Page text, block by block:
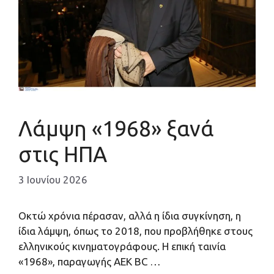
Λάμψη «1968» ξανά
στις ΗΠΑ
3 Ιουνίου 2026
Οκτώ χρόνια πέρασαν, αλλά η ίδια συγκίνηση, η
ίδια λάμψη, όπως το 2018, που προβλήθηκε στους
ελληνικούς κινηματογράφους. Η επική ταινία
«1968», παραγωγής ΑΕΚ BC …